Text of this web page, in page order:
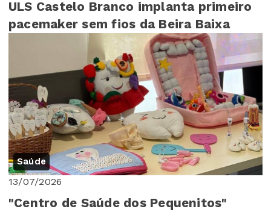
ULS Castelo Branco implanta primeiro
pacemaker sem fios da Beira Baixa
Saúde
13/07/2026
"Centro de Saúde dos Pequenitos"